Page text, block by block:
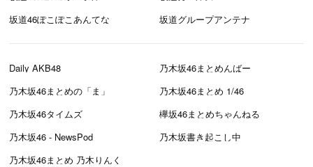
坂道46ぽこぽこあんてな
坂道グループアンテナ
Daily AKB48
乃木坂46まとめんばー
乃木坂46まとめの「ま」
乃木坂46まとめ 1/46
乃木坂46タイムズ
欅坂46まとめちゃんねる
乃木坂46 - NewsPod
乃木坂書き起こし中
乃木坂46まとめ 乃木りんく